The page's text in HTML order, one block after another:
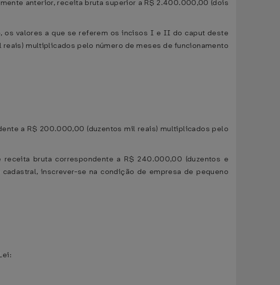
anterior, receita bruta superior a R$ 2.400.000,00 (dois
os valores a que se referem os incisos I e II do caput deste
multiplicados pelo número de meses de funcionamento
a R$ 200.000,00 (duzentos mil reais) multiplicados pelo
bruta correspondente a R$ 240.000,00 (duzentos e
inscrever-se na condição de empresa de pequeno